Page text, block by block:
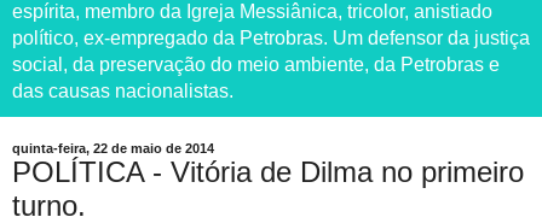
espírita, membro da Igreja Messiânica, tricolor, anistiado
político, ex-empregado da Petrobras. Um defensor da justiça
social, da preservação do meio ambiente, da Petrobras e
das causas nacionalistas.
quinta-feira, 22 de maio de 2014
POLÍTICA - Vitória de Dilma no primeiro
turno.